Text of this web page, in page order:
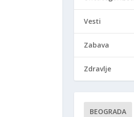
Vesti
Zabava
Zdravlje
BEOGRADA